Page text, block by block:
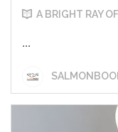
A BRIGHT RAY
...